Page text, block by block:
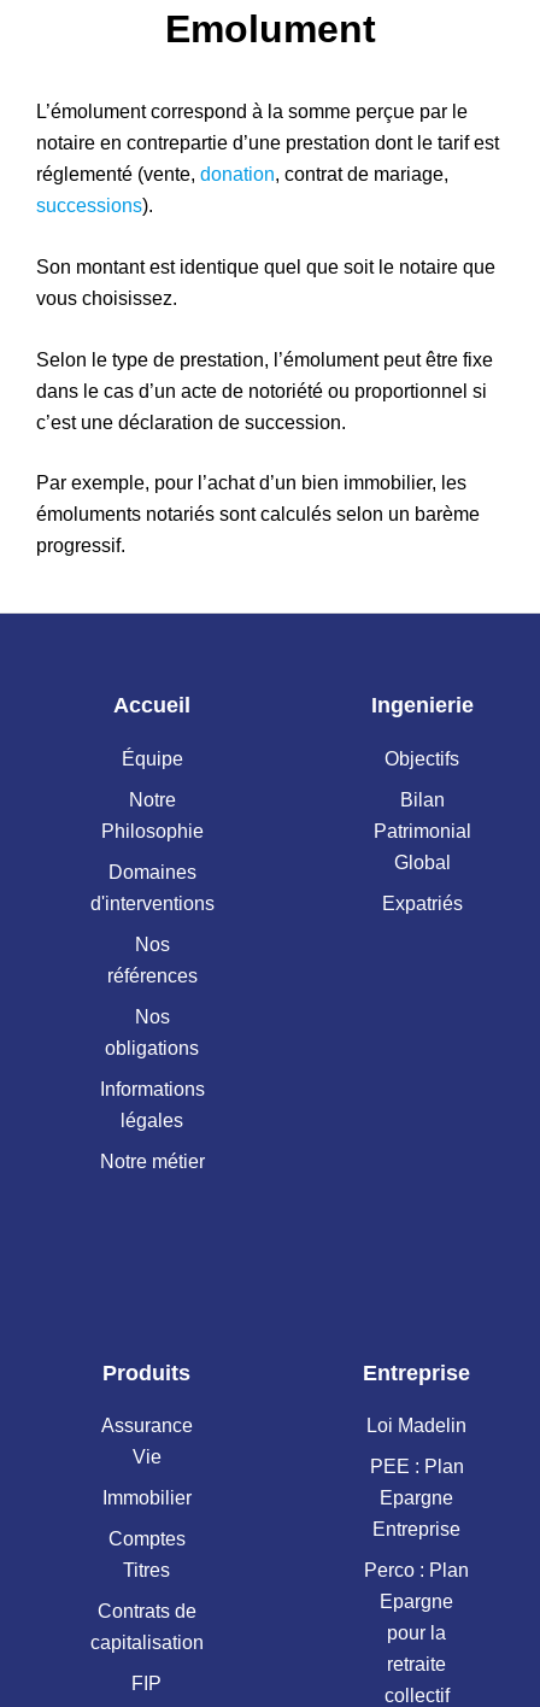
Patrimoine
Emolument
L’émolument correspond à la somme perçue par le
notaire en contrepartie d’une prestation dont le tarif est
réglementé (vente, donation, contrat de mariage,
successions).
Son montant est identique quel que soit le notaire que
vous choisissez.
Selon le type de prestation, l’émolument peut être fixe
dans le cas d’un acte de notoriété ou proportionnel si
c’est une déclaration de succession.
Par exemple, pour l’achat d’un bien immobilier, les
émoluments notariés sont calculés selon un barème
progressif.
Accueil
Équipe
Notre
Philosophie
Domaines
d'interventions
Nos
références
Nos
obligations
Informations
légales
Notre métier
Ingenierie
Objectifs
Bilan
Patrimonial
Global
Expatriés
Produits
Assurance
Vie
Immobilier
Comptes
Titres
Contrats de
capitalisation
FIP
Entreprise
Loi Madelin
PEE : Plan
Epargne
Entreprise
Perco : Plan
Epargne
pour la
retraite
collectif